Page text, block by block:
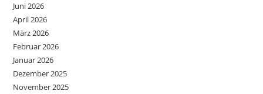
Juni 2026
April 2026
März 2026
Februar 2026
Januar 2026
Dezember 2025
November 2025